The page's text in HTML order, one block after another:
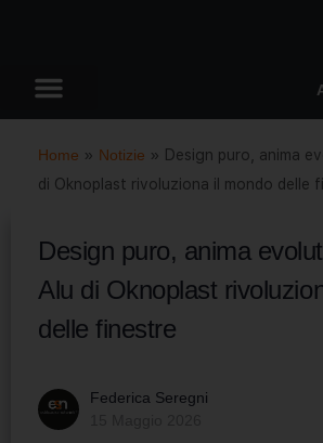
Home » Notizie » Design puro, anima
di Oknoplast rivoluziona il mondo delle
Design puro, anima
Alu di Oknoplast
delle finestre
Federica Seregni